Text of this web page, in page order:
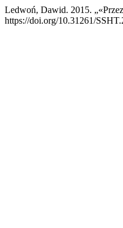
Ledwoń, Dawid. 2015.
https://doi.org/10.31261/